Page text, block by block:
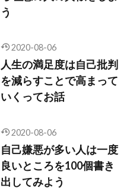
う
2020-08-06
人生の満足度は自己批判
を減らすことで高まって
いくってお話
2020-08-06
自己嫌悪が多い人は一度
良いところを100個書き
出してみよう